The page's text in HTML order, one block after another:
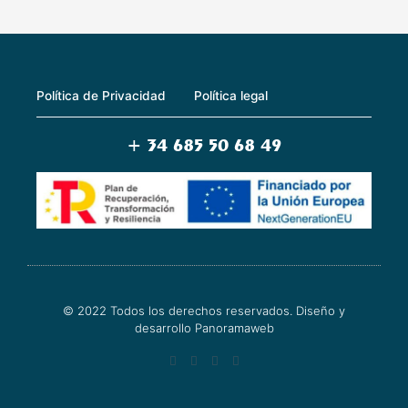
Política de Privacidad Política legal
+ 34 685 50 68 49
© 2022 Todos los derechos reservados. Diseño y
desarrollo Panoramaweb